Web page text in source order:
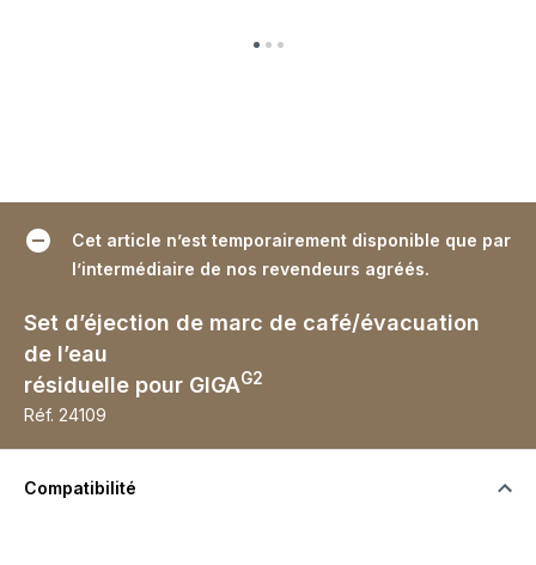
Cet article n’est temporairement disponible que par
l’intermédiaire de nos revendeurs agréés.
Set d’éjection de marc de café/évacuation
de l’eau
résiduelle pour GIGAG2
Réf. 24109
Compatibilité